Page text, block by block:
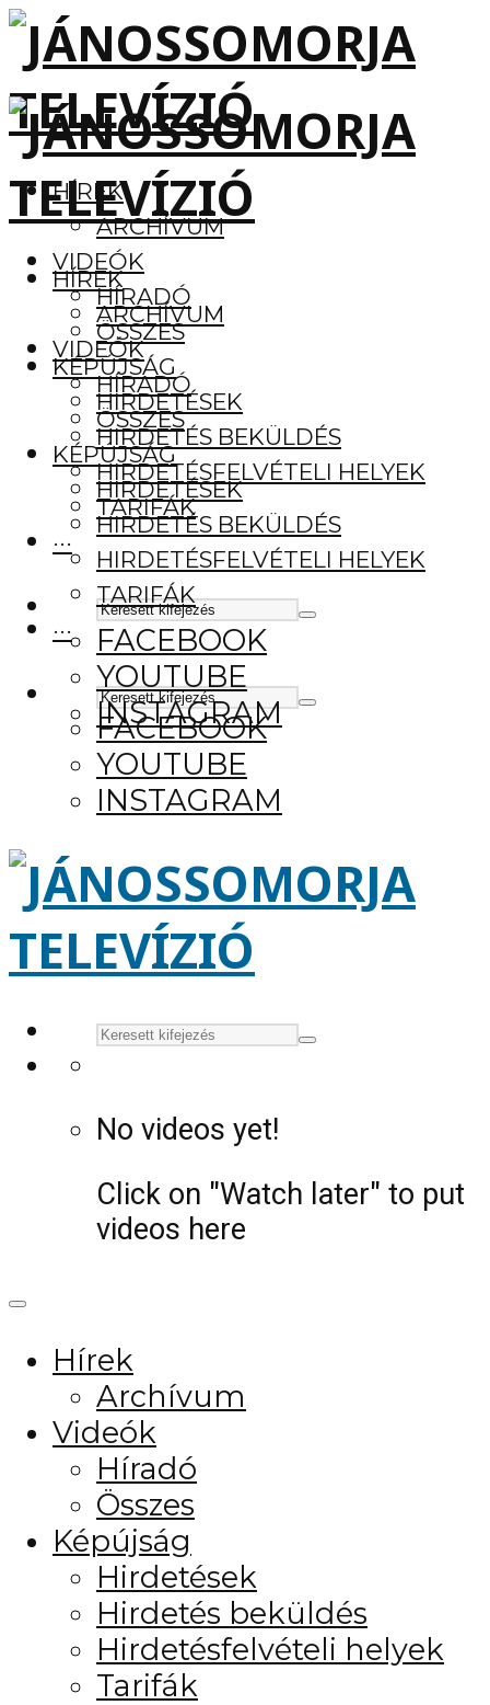
HÍREK
ARCHÍVUM
VIDEÓK
HÍRADÓ
ÖSSZES
KÉPÚJSÁG
HIRDETÉSEK
HIRDETÉS BEKÜLDÉS
HIRDETÉSFELVÉTELI HELYEK
TARIFÁK
···
FACEBOOK
YOUTUBE
INSTAGRAM
HÍREK
ARCHÍVUM
VIDEÓK
HÍRADÓ
ÖSSZES
KÉPÚJSÁG
HIRDETÉSEK
HIRDETÉS BEKÜLDÉS
HIRDETÉSFELVÉTELI HELYEK
TARIFÁK
···
FACEBOOK
YOUTUBE
INSTAGRAM
No videos yet!
Click on "Watch later" to put
videos here
Hírek
Archívum
Videók
Híradó
Összes
Képújság
Hirdetések
Hirdetés beküldés
Hirdetésfelvételi helyek
Tarifák